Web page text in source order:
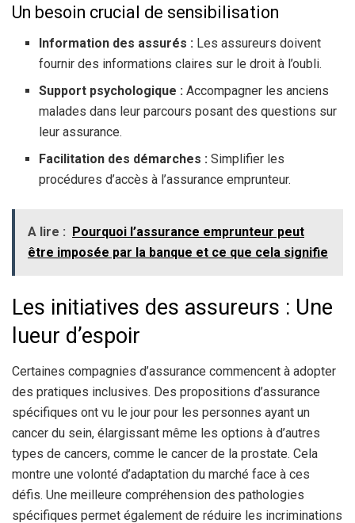
Un besoin crucial de sensibilisation
Information des assurés : Les assureurs doivent
fournir des informations claires sur le droit à l’oubli.
Support psychologique : Accompagner les anciens
malades dans leur parcours posant des questions sur
leur assurance.
Facilitation des démarches : Simplifier les
procédures d’accès à l’assurance emprunteur.
A lire : Pourquoi l’assurance emprunteur peut
être imposée par la banque et ce que cela signifie
Les initiatives des assureurs : Une
lueur d’espoir
Certaines compagnies d’assurance commencent à adopter
des pratiques inclusives. Des propositions d’assurance
spécifiques ont vu le jour pour les personnes ayant un
cancer du sein, élargissant même les options à d’autres
types de cancers, comme le cancer de la prostate. Cela
montre une volonté d’adaptation du marché face à ces
défis. Une meilleure compréhension des pathologies
spécifiques permet également de réduire les incriminations